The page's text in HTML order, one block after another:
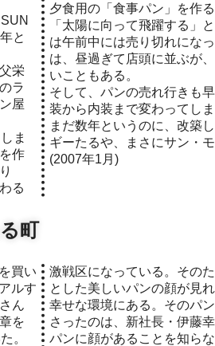
と
栄
ラ
屋
ま
作
る
夕食用の「食事パン」を作
「太陽に向って飛躍する」
は午前中には売り切れにな
は、昼過ぎて店頭に並ぶが
いこともある。
そして、パンの売れ行きも
装から内装まで変わってし
まだ数年というのに、改築
ギーたるや、まさにサン・
(2007年1月)
町
ルす
ん
を
。
激戦区になっている。その
とした美しいパンの顔が見
幸せな環境にある。そのパ
さったのは、新社長・伊藤
パンに顔があることを知らな